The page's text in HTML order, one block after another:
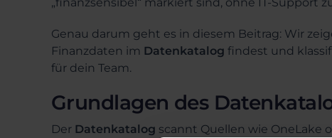
Genau darum geht es in diesem Beitrag: Wir
Finanzdaten im Datenkatalog findest und
für dein Team.
Grundlagen des
Der Datenkatalog scannt Quellen wie OneLake